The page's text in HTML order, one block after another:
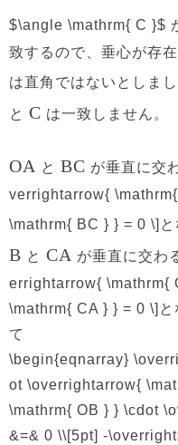
$\angle \mathrm{ C }$
致するので、垂心が存
は直角ではないとしま
と C は一致しません。
OA と BC が垂直に交
verrightarrow{
\mathrm{ BC } } = 0 \]と
B と CA が垂直に交わ
errightarrow{ \mathrm{
\mathrm{ CA } } = 0 \]と
て
\begin{eqnarray}
ot \overrightarrow{
\mathrm{ OB } } \cdot
&=& 0 \\[5pt] -